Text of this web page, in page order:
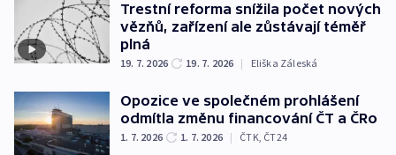
Trestní reforma snížila počet nových
vězňů, zařízení ale zůstávají téměř
plná
19. 7. 2026 19. 7. 2026 | Eliška Záleská
Opozice ve společném prohlášení
odmítla změnu financování ČT a ČRo
1. 7. 2026 1. 7. 2026 | ČTK, ČT24